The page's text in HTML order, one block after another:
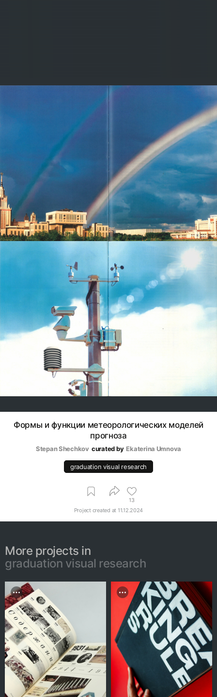
Формы и функции метеорологических моделей
прогноза
Stepan Shechkov curated by Ekaterina Umnova
graduation visual research
13
Project created at 11.12.2024
More projects in
graduation visual research